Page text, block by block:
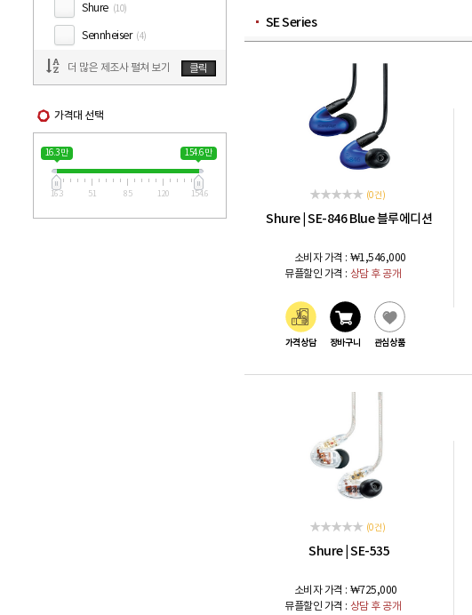
Shure (10)
Sennheiser (4)
더 많은 제조사 펼쳐 보기 클릭
가격대 선택
16.3 만 154.6 만
16.3 51 85 120 154.6
SE Series
(0 건)
Shure SE-846 Blue 블루에디션
소비자 가격 : ₩1,546,000
뮤플할인 가격 : 상담 후 공개
가격상담 장바구니 관심상품
(0 건)
Shure SE-535
소비자 가격 : ₩725,000
뮤플할인 가격 : 상담 후 공개